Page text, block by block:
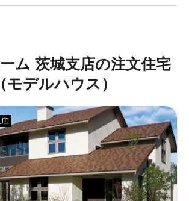
ム 茨城支店の注文住宅
（モデルハウス）
店